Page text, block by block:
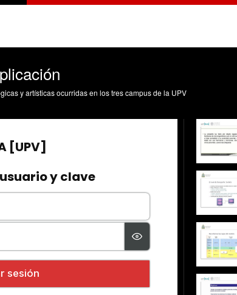
y artísticas ocurridas en los tres campus de la UPV